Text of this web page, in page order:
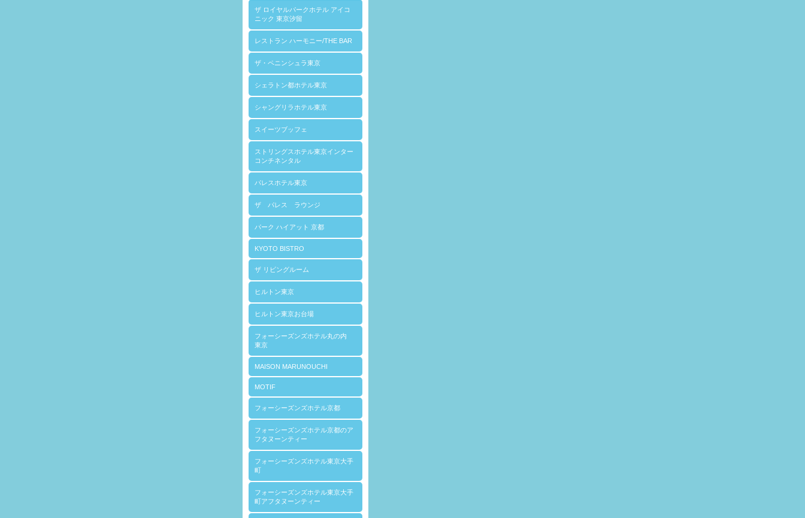
ザ ロイヤルパークホテル アイコ
ニック 東京汐留
レストラン ハーモニー/THE BAR
ザ・ペニンシュラ東京
シェラトン都ホテル東京
シャングリラホテル東京
スイーツブッフェ
ストリングスホテル東京インター
コンチネンタル
パレスホテル東京
ザ パレス ラウンジ
パーク ハイアット 京都
KYOTO BISTRO
ザ リビングルーム
ヒルトン東京
ヒルトン東京お台場
フォーシーズンズホテル丸の内
東京
MAISON MARUNOUCHI
MOTIF
フォーシーズンズホテル京都
フォーシーズンズホテル京都のア
フタヌーンティー
フォーシーズンズホテル東京大手
町
フォーシーズンズホテル東京大手
町アフタヌーンティー